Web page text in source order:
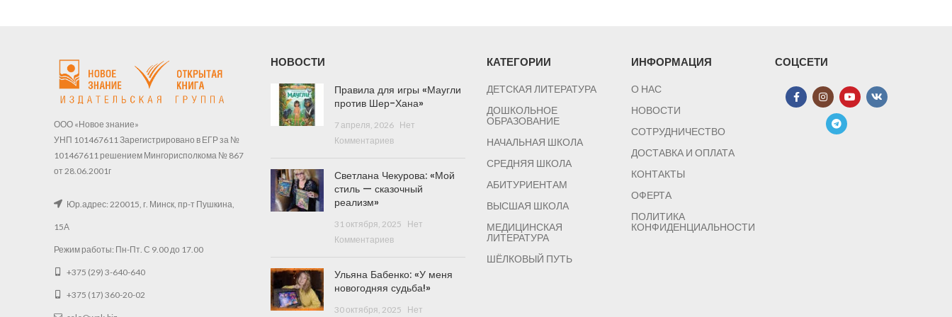
ООО «Новое знание»
УНП 101467611 Зарегистрировано в ЕГР за №
101467611 решением Мингорисполкома № 867
от 28.06.2001г
Юр.адрес: 220015, г. Минск, пр-т Пушкина,
15А
Режим работы: Пн-Пт. С 9.00 до 17.00
+375 (29) 3-640-640
+375 (17) 360-20-02
НОВОСТИ
Правила для игры «Маугли
против Шер-Хана»
7 апреля, 2026
Нет
Комментариев
Светлана Чекурова: «Мой
стиль — сказочный
реализм»
31 октября, 2025
Нет
Комментариев
Ульяна Бабенко: «У меня
новогодняя судьба!»
30 октября, 2025 Нет
КАТЕГОРИИ
ДЕТСКАЯ ЛИТЕРАТУРА
ДОШКОЛЬНОЕ
ОБРАЗОВАНИЕ
НАЧАЛЬНАЯ ШКОЛА
СРЕДНЯЯ ШКОЛА
АБИТУРИЕНТАМ
ВЫСШАЯ ШКОЛА
МЕДИЦИНСКАЯ
ЛИТЕРАТУРА
ШЁЛКОВЫЙ ПУТЬ
ИНФОРМАЦИЯ
О НАС
НОВОСТИ
СОТРУДНИЧЕСТВО
ДОСТАВКА И ОПЛАТА
КОНТАКТЫ
ОФЕРТА
ПОЛИТИКА
КОНФИДЕНЦИАЛЬНОСТИ
СОЦСЕТИ